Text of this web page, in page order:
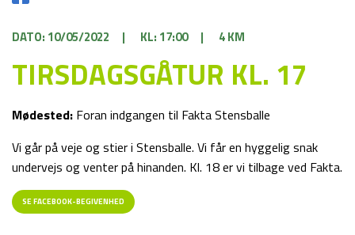
DATO: 10/05/2022 | KL: 17:00 | 4 KM
TIRSDAGSGÅTUR KL. 17
Mødested: Foran indgangen til Fakta Stensballe
Vi går på veje og stier i Stensballe. Vi får en hyggelig snak
undervejs og venter på hinanden. Kl. 18 er vi tilbage ved Fakta.
SE FACEBOOK-BEGIVENHED